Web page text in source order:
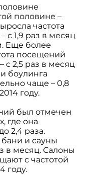
половине –
частота
с 1,9 раз в месяц
Еще более
посещений
с 2,5 раз в месяц
боулинга
чаще – 0,8
году.
был отмечен
где она
2,4 раза.
и сауны
в месяц. Салоны
с частотой
году.